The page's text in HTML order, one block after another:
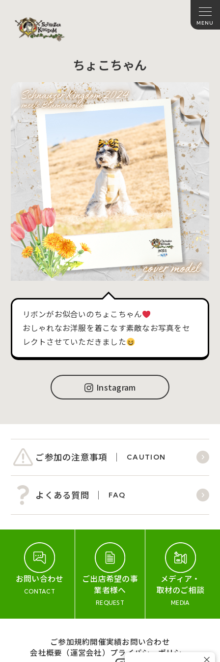
ちょこちゃん
リボンがお似合いのちょこちゃん
おしゃれなお洋服を着こなす素敵なお写真をセ
レクトさせていただきました
Instagram
ご参加の注意事項 CAUTION
よくある質問 FAQ
お問い合わせ
CONTACT
ご出店希望の事
業者様へ
REQUEST
メディア・
取材のご相談
MEDIA
ご参加規約開催実績お問い合わせ
会社概要（運営会社） プライバシーポリシー
×